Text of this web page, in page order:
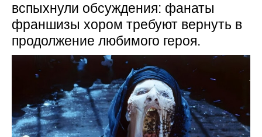
вспыхнули обсуждения: фанаты
франшизы хором требуют вернуть в
продолжение любимого героя.